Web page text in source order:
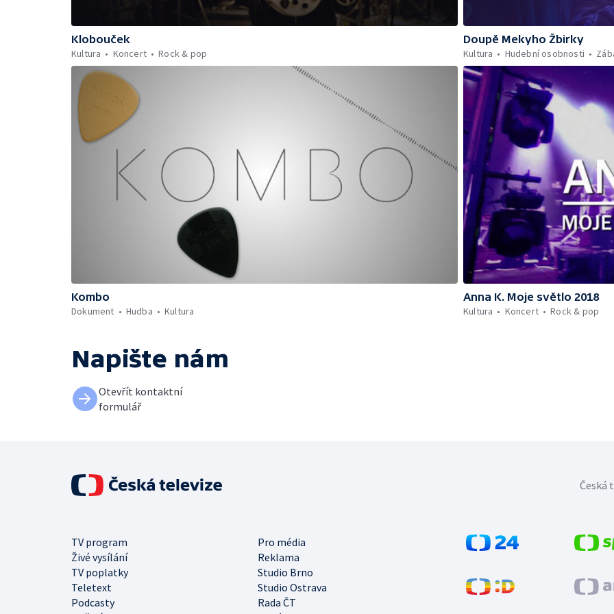
Klobouček
Kultura
Koncert Rock & pop
Doupě Mekyho Žbirky
Kultura
Hudební osobnosti
Kombo
Dokument
Hudba Kultura
Anna K. Moje světlo 2018
Kultura
Koncert Rock & pop
Napište nám
Otevřít kontaktní
formulář
TV program
Pro média
Živé vysílání
Reklama
TV poplatky
Studio Brno
Teletext
Studio Ostrava
Podcasty
Rada ČT
Česká